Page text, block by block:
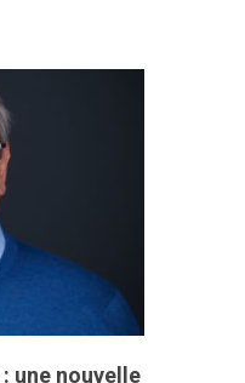
une nouvelle